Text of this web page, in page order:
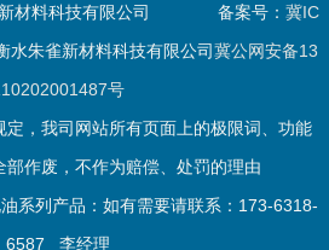
料科技有限公司 备案号： 冀IC
冀公网安备13
号
，我司网站所有页面上的极限词、功能
部作废，不作为赔偿、处罚的理由
系列产品：如有需要请联系：173-6318-
6587 李经理